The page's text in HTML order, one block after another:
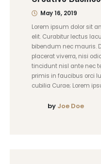
May 16, 2019
Lorem ipsum dolor sit
elit. Curabitur lectus
bibendum nec mauris.
placerat viverra, nisi
tincidunt nisl ante nec
primis in faucibus orci
cubilia Curae; Lorem
by Joe Doe